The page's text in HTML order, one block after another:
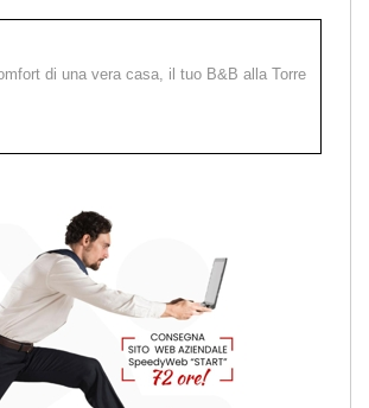
di una vera casa, il tuo B&B alla Torre